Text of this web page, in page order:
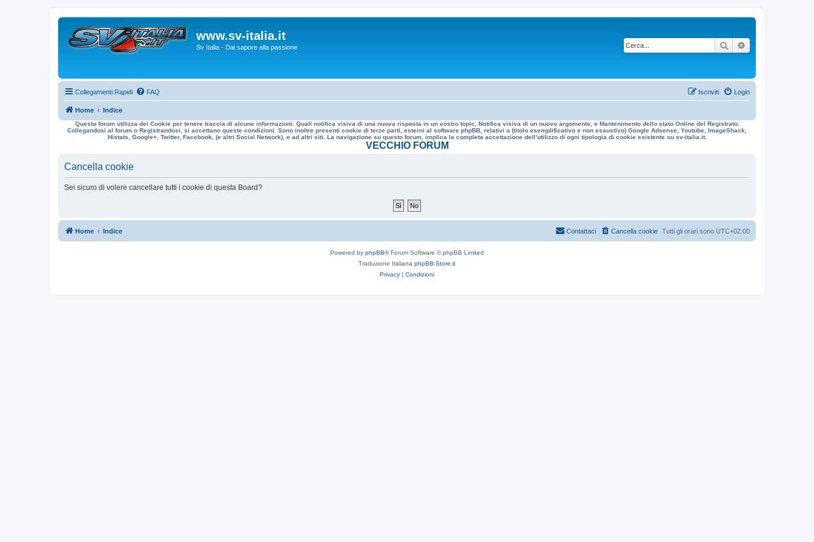
www.sv-italia.it
Sv Italia - Dai sapore alla passione Cerca
Collegamenti Rapidi FAQ Login
Iscriviti
Home Indice
Questo forum utilizza dei Cookie per tenere traccia di alcune informazioni. Quali notifica visiva di una nuova risposta in un vostro topic, Notifica visiva di un nuovo argomento, e Mantenimento dello stato Online del Registrato.
Collegandosi al forum o Registrandosi, si accettano queste condizioni. Sono inoltre presenti cookie di terze parti, esterni al software phpBB, relativi a (titolo esemplificativo e non esaustivo) Google Adsense, Youtube, ImageShack,
Histats, Google+, Twitter, Facebook, (e altri Social Network), e ad altri siti. La navigazione su questo forum, implica la completa accettazione dell’utilizzo di ogni tipologia di cookie esistente su sv-italia.it.
VECCHIO FORUM
Cancella cookie
Sei sicuro di volere cancellare tutti i cookie di questa Board?
Home Indice Tutti gli orari sono UTC+02:00
Cancella cookie
Contattaci
Powered by phpBB® Forum Software © phpBB Limited
Traduzione Italiana phpBB-Store.it
Privacy | Condizioni